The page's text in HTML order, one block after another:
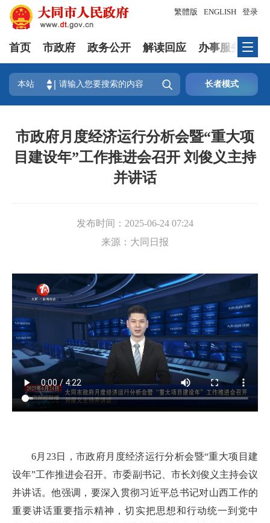
登录
繁體版 ENGLISH
首页 市政府 政务公开 解读回应 办事服务
本站  长者模式
市政府月度经济运行分析会暨“重大项
目建设年”工作推进会召开 刘俊义主持
并讲话
发布时间： 2025-06-24 07:24
来源： 大同日报
6月23日，市政府月度经济运行分析会暨“重大项目建
设年”工作推进会召开。市委副书记、市长刘俊义主持会议
并讲话。他强调，要深入贯彻习近平总书记对山西工作的
重要讲话重要指示精神，切实把思想和行动统一到党中